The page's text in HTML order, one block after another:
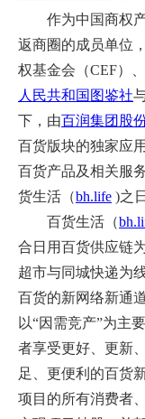
作为中国商权
返商圈的成员单位
权基金会（CEF）
人民共和国图鉴社
下，由百润集团股
百货版块的独家应用
百货产品及相关服
货生活（bh.life )之
百货生活（
合日用百货供应链
超市与同城快递为
百货的新网络新通
以“因需竞产”为主
者享受更好、 更新
足、更便利的百货
项目的所有消费者